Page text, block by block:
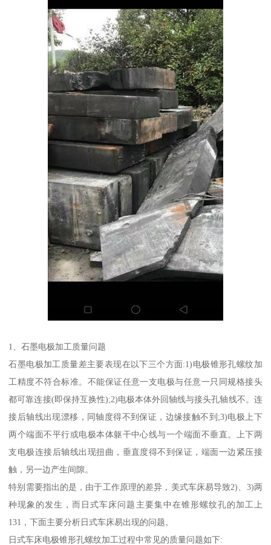
1、石墨电极加工质量问题
石墨电极加工质量差主要表现在以下三个方面:1)电极锥形孔螺纹加
工精度不符合标准。不能保证任意一支电极与任意一只同规格接头
都可靠连接(即保持互换性);2)电极本体外回轴线与接头孔轴线不。连
接后轴线出现漂移，同轴度得不到保证，边缘接触不到;3)电极上下
两个端面不平行或电极本体躯干中心线与一个端面不垂直。上下两
支电极连接后轴线出现扭曲，垂直度得不到保证，端面一边紧压接
触，另一边产生间隙。
特别需要指出的是，由于工作原理的差异，美式车床易导致2)、3)两
种现象的发生，而日式车床问题主要集中在锥形螺纹孔的加工上
131，下面主要分析日式车床易出现的问题。
日式车床电极锥形孔螺纹加工过程中常见的质量问题如下: